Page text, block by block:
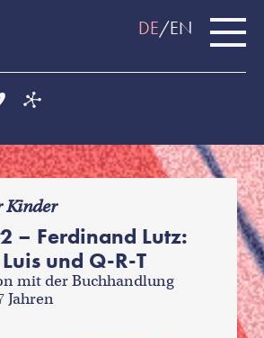
DE EN
Kinder
– Ferdinand Lutz:
und Q-R-T
mit der Buchhandlung
Jahren